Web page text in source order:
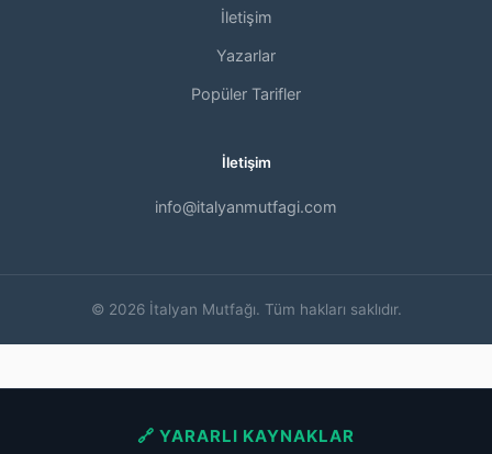
İletişim
Yazarlar
Popüler Tarifler
İletişim
info@italyanmutfagi.com
© 2026 İtalyan Mutfağı. Tüm hakları saklıdır.
🔗 YARARLI KAYNAKLAR